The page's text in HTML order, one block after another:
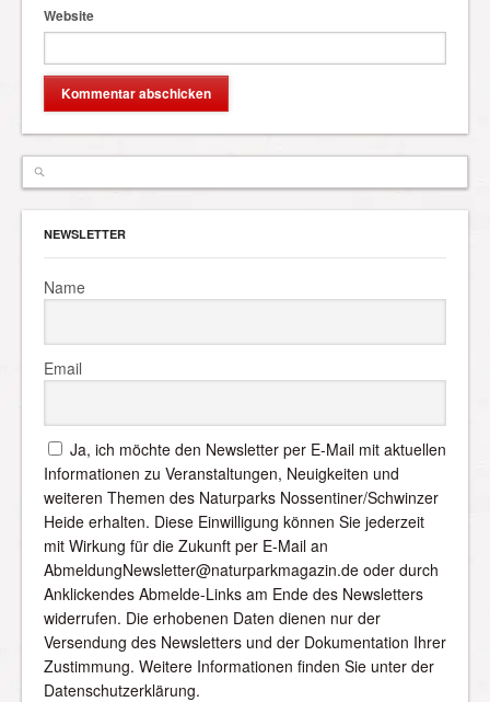
Website
NEWSLETTER
Name
Email
Ja, ich möchte den Newsletter per E-Mail mit aktuellen
Informationen zu Veranstaltungen, Neuigkeiten und
weiteren Themen des Naturparks Nossentiner/Schwinzer
Heide erhalten. Diese Einwilligung können Sie jederzeit
mit Wirkung für die Zukunft per E-Mail an
AbmeldungNewsletter@naturparkmagazin.de oder durch
Anklickendes Abmelde-Links am Ende des Newsletters
widerrufen. Die erhobenen Daten dienen nur der
Versendung des Newsletters und der Dokumentation Ihrer
Zustimmung. Weitere Informationen finden Sie unter der
Datenschutzerklärung.